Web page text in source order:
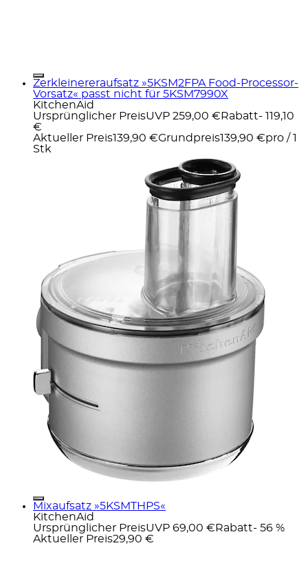
Zerkleinereraufsatz »5KSM2FPA Food-Processor-
Vorsatz« passt nicht für 5KSM7990X
KitchenAid
Ursprünglicher PreisUVP 259,00 € Rabatt- 119,10
€
Aktueller Preis139,90 €Grundpreis139,90 €pro / 1
Stk
Mixaufsatz »5KSMTHPS«
KitchenAid
Ursprünglicher PreisUVP 69,00 € Rabatt- 56 %
Aktueller Preis29,90 €